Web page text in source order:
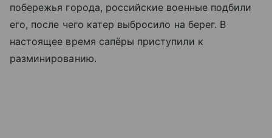
побережья города, российские военные подбили
его, после чего катер выбросило на берег. В
настоящее время сапёры приступили к
разминированию.